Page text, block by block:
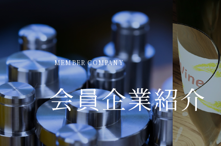
MEMBER COMPANY
会員企業紹介